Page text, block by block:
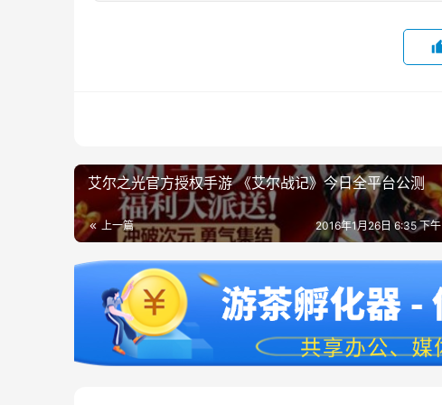
艾尔之光官方授权手游 《艾尔战记》今日全平台公测
上一篇 2016年1月26日 6:35 下午